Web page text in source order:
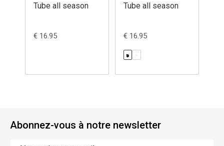
Tube all season
€ 16.95
Tube all season
€ 16.95
Abonnez-vous à notre newsletter